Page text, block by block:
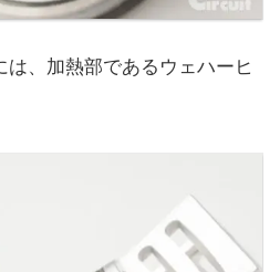
は、加熱部であるウェハーヒ